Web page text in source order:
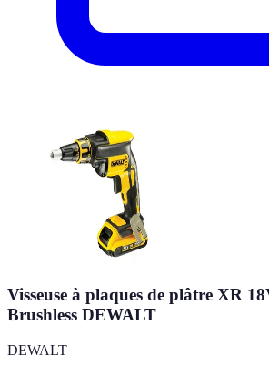
Visseuse à plaques de plâtre XR
Brushless DEWALT
DEWALT